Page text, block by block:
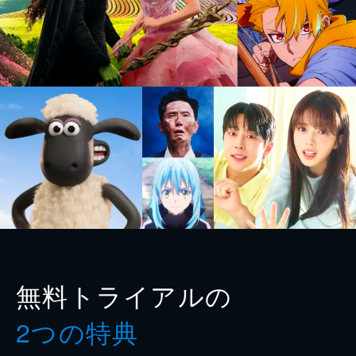
無料トライアルの
2つの特典